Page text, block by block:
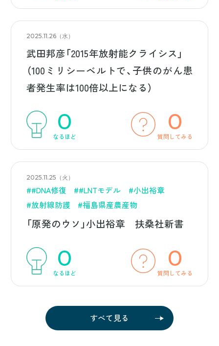
2025.11.26（水）
武田邦彦「2015年放射能クライシス」
（100ミリシーベルトで、子供のがん患
者発生率は100倍以上になる）
0
なるほど
0
質問してみる
2025.11.25（火）
##DNA修復 ##LNTモデル
#小出裕章
#放射線防護
#福島県産農産物
「原発のウソ」小出裕章 扶桑社新書
0
なるほど
0
質問してみる
すべて見る